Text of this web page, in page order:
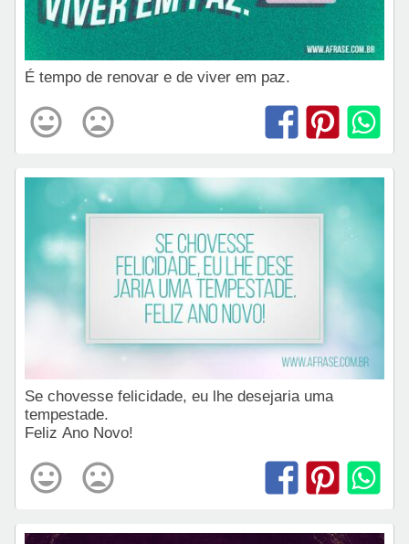
É tempo de renovar e de viver em paz.
Se chovesse felicidade, eu lhe desejaria uma
tempestade.
Feliz Ano Novo!